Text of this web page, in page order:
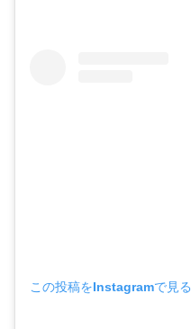
この投稿をInstagramで見る